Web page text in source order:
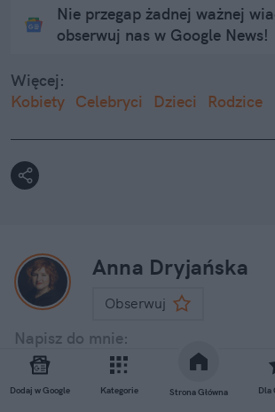
Dodaj w Google Kategorie Strona Główna Dla
Nie przegap żadnej ważnej
obserwuj nas w Google News!
Więcej:
Kobiety Celebryci Dzieci Rodzice
Anna Dryjańska
Obserwuj
Napisz do mnie:
anna.dryjanska@natemat.pl